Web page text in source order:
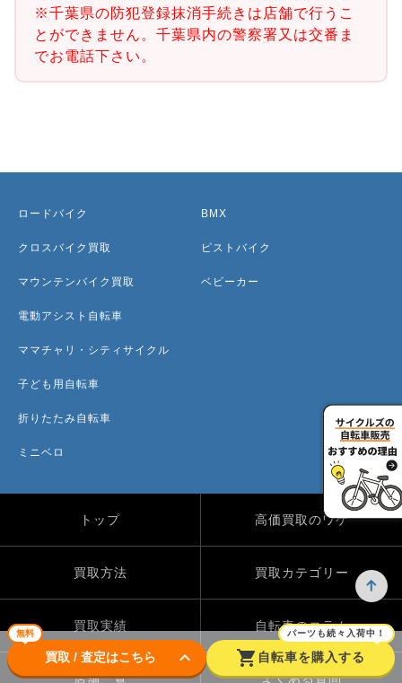
※千葉県の防犯登録抹消手続きは店舗で行うこ
とができません。千葉県内の警察署又は交番ま
でお電話下さい。
無料
買取 / 査定はこちら keyboard_arrow_down shopping_cart
パーツも続々入荷中！
自転車を購入する
ロードバイク
クロスバイク買取
マウンテンバイク買取
電動アシスト自転車
ママチャリ・シティサイクル
子ども用自転車
折りたたみ自転車
ミニベロ
BMX
ピストバイク
ベビーカー
トップ 高価買取のワケ
買取方法 買取カテゴリー
買取実績 自転車のコラム
店舗一覧 よくある質問